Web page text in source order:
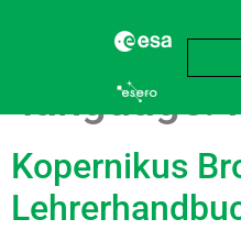
language:
Kopernikus